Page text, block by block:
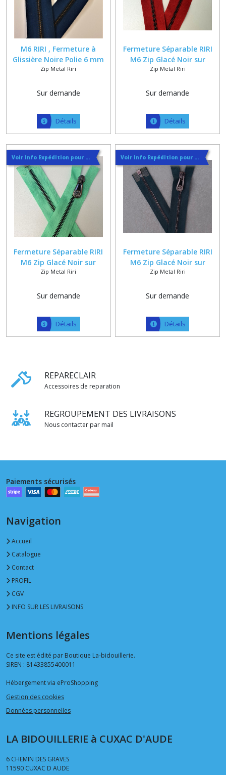
M6 RIRI , Fermeture à
Glissière Noire Polie 6 mm
sur Ruban Bleu foncé Coton
Zip Metal Riri
Sur demande
Détails
Fermeture Séparable RIRI
M6 Zip Glacé Noir sur
Ruban Polycoton Grenat +
Zip Metal Riri
Sur demande
Détails
Voir Info Expédition pour Régler les Frais de Port au Meilleur Prix , En haut d'ecran à Droite
Fermeture Séparable RIRI
M6 Zip Glacé Noir sur
Ruban Polycoton Vert +
Zip Metal Riri
Sur demande
Détails
Voir Info Expédition pour Régler les Frais de Port au Meilleur Prix , En haut d'ecran à Droite
Fermeture Séparable RIRI
M6 Zip Glacé Noir sur
Ruban Polycoton Vert Foncé
Cheval
Zip Metal Riri
Sur demande
Détails
REPARECLAIR
Accessoires de reparation
REGROUPEMENT DES LIVRAISONS
Nous contacter par mail
Paiements sécurisés
Navigation
Accueil
Catalogue
Contact
PROFIL
CGV
INFO SUR LES LIVRAISONS
Mentions légales
Ce site est édité par Boutique La-bidouillerie.
SIREN : 81433855400011
Hébergement via eProShopping
Gestion des cookies
Données personnelles
LA BIDOUILLERIE à CUXAC D'AUDE
6 CHEMIN DES GRAVES
11590 CUXAC D AUDE